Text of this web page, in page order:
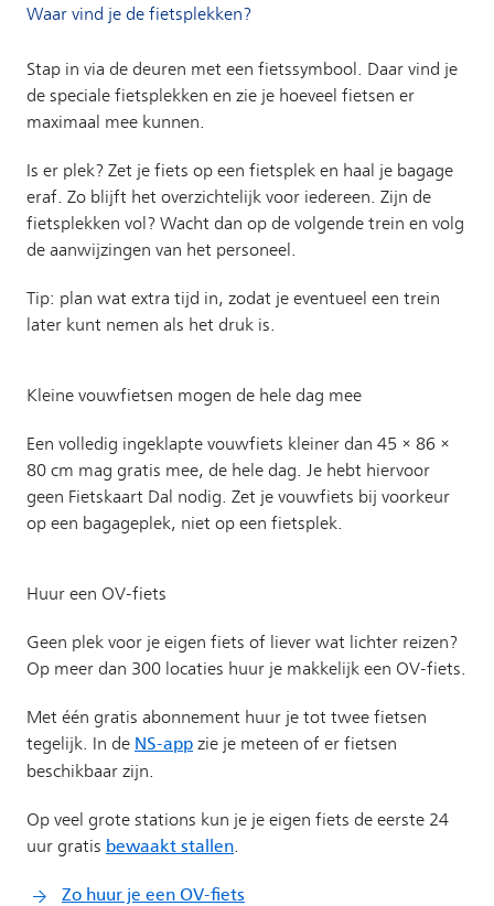
Waar vind je de fietsplekken?